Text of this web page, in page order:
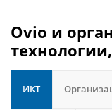
Ovio и
ИКТ